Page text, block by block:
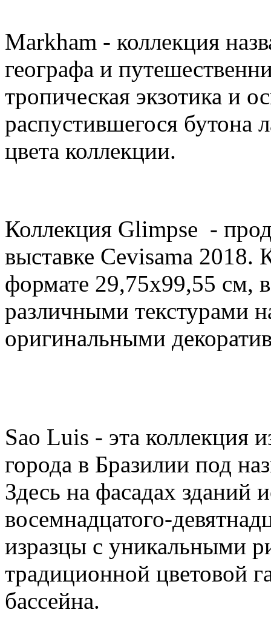
Markham - коллекция
географа и
тропическая экзотика и
распустившегося бутона
цвета коллекции.
Коллекция Glimpse -
выставке Cevisama 2018.
формате 29,75х99,55 см,
различными текстурами
оригинальными
Sao Luis - эта коллекция
города в Бразилии под
Здесь на фасадах зданий
восемнадцатого-
изразцы с уникальными
традиционной цветовой
бассейна.